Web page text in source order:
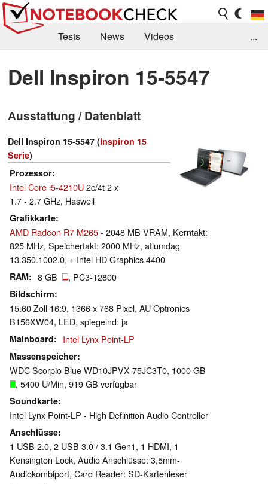
Tests News
Videos
Kaufberatung
Deals Suche
Jobs
Forum
...
Dell Inspiron 15-5547
Ausstattung / Datenblatt
Dell Inspiron 15-5547 (Inspiron 15
Serie)
Prozessor
Intel Core i5-4210U2c/4t 2 x
1.7 - 2.7 GHz, Haswell
Grafikkarte
AMD Radeon R7 M265- 2048 MB VRAM, Kerntakt:
825 MHz, Speichertakt: 2000 MHz, atiumdag
13.350.1002.0, + Intel HD Graphics 4400
RAM 8 GB , PC3-12800
Bildschirm
15.60 Zoll 16:9, 1366 x 768 Pixel, AU Optronics
B156XW04, LED, spiegelnd: ja
Mainboard Intel Lynx Point-LP
Massenspeicher
WDC Scorpio Blue WD10JPVX-75JC3T0, 1000 GB
, 5400 U/Min, 919 GB verfügbar
Soundkarte
Intel Lynx Point-LP - High Definition Audio Controller
Anschlüsse
1 USB 2.0, 2 USB 3.0 / 3.1 Gen1, 1 HDMI, 1
Kensington Lock, Audio Anschlüsse: 3,5mm-
Audiokombiport, Card Reader: SD-Kartenleser